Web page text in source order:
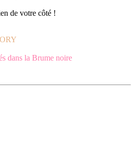
de votre côté !
dans la Brume noire